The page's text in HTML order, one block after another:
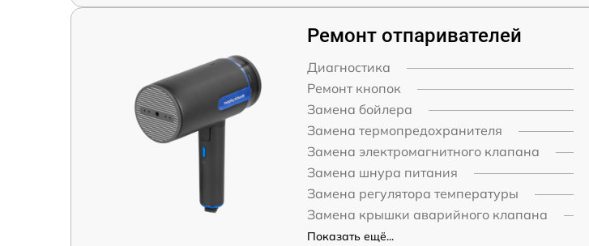
Ремонт отпаривателей
Диагностика
Ремонт кнопок
Замена бойлера
Замена термопредохранителя
Замена электромагнитного клапана
Замена шнура питания
Замена регулятора температуры
Замена крышки аварийного клапана
Показать ещё...